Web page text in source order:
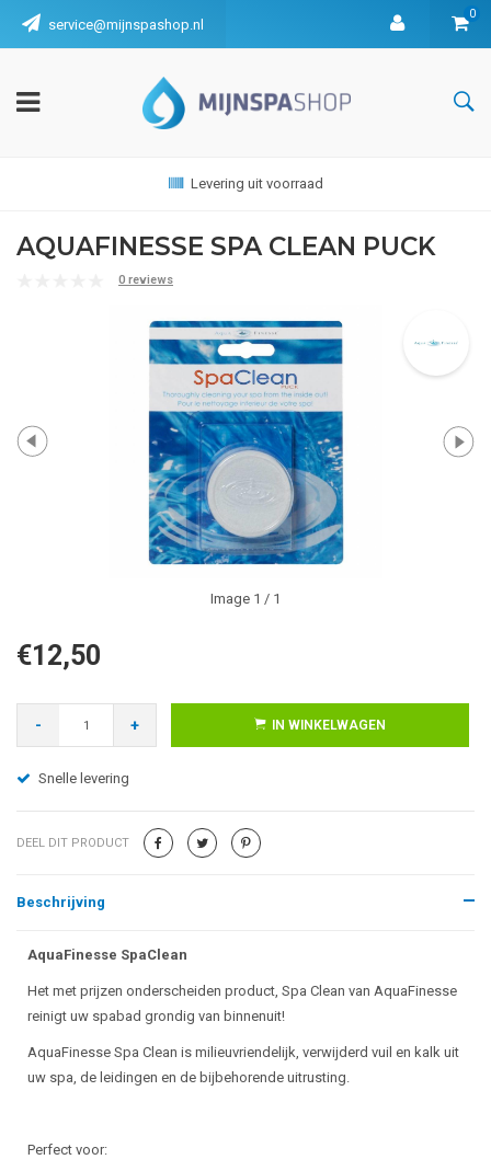
service@mijnspashop.nl
0
Levering uit voorraad
AQUAFINESSE SPA CLEAN PUCK
0 reviews
Image 1 / 1
€12,50
- + IN WINKELWAGEN
Snelle levering
DEEL DIT PRODUCT
Beschrijving
AquaFinesse SpaClean
Het met prijzen onderscheiden product, Spa Clean van AquaFinesse
reinigt uw spabad grondig van binnenuit!
AquaFinesse Spa Clean is milieuvriendelijk, verwijderd vuil en kalk uit
uw spa, de leidingen en de bijbehorende uitrusting.
Perfect voor: